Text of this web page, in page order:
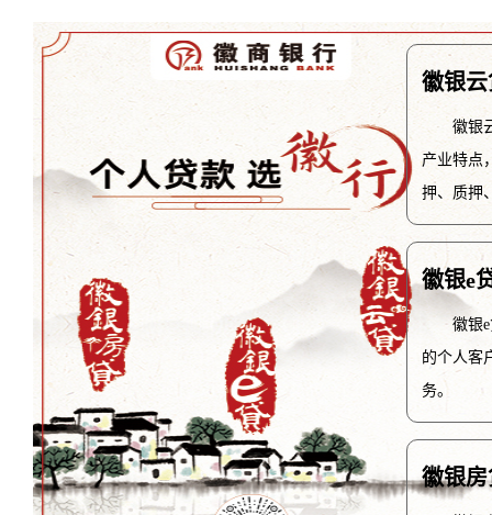
徽银云
徽银
产业特点
押、质押
徽银e
徽银
的个人客
务。
徽银房